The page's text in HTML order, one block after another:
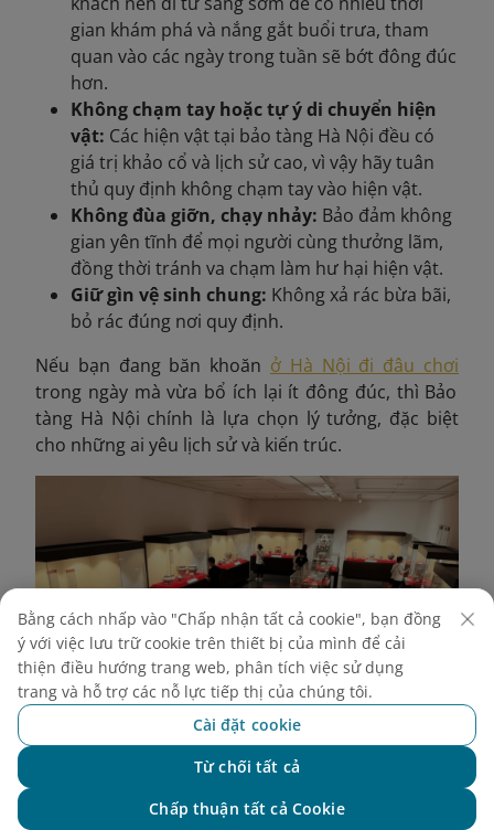
gian khám phá và nắng gắt buổi trưa, tham
quan vào các ngày trong tuần sẽ bớt đông đúc
hơn.
Không chạm tay hoặc tự ý di chuyển hiện
vật: Các hiện vật tại bảo tàng Hà Nội đều có
giá trị khảo cổ và lịch sử cao, vì vậy hãy tuân
thủ quy định không chạm tay vào hiện vật.
Không đùa giỡn, chạy nhảy: Bảo đảm không
gian yên tĩnh để mọi người cùng thưởng lãm,
đồng thời tránh va chạm làm hư hại hiện vật.
Giữ gìn vệ sinh chung: Không xả rác bừa bãi,
bỏ rác đúng nơi quy định.
Nếu bạn đang băn khoăn ở Hà Nội đi đâu chơi
trong ngày mà vừa bổ ích lại ít đông đúc, thì Bảo
tàng Hà Nội chính là lựa chọn lý tưởng, đặc biệt
cho những ai yêu lịch sử và kiến trúc.
Du khách chú ý không chạm tay vào hiện vật khi tham
Bằng cách nhấp vào "Chấp nhận tất cả cookie", bạn đồng
ý với việc lưu trữ cookie trên thiết bị của mình để cải
thiện điều hướng trang web, phân tích việc sử dụng
trang và hỗ trợ các nỗ lực tiếp thị của chúng tôi.
Cài đặt cookie
Từ chối tất cả
Chấp thuận tất cả Cookie